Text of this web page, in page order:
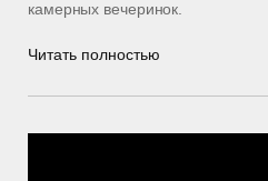
камерных вечеринок.
Читать полностью